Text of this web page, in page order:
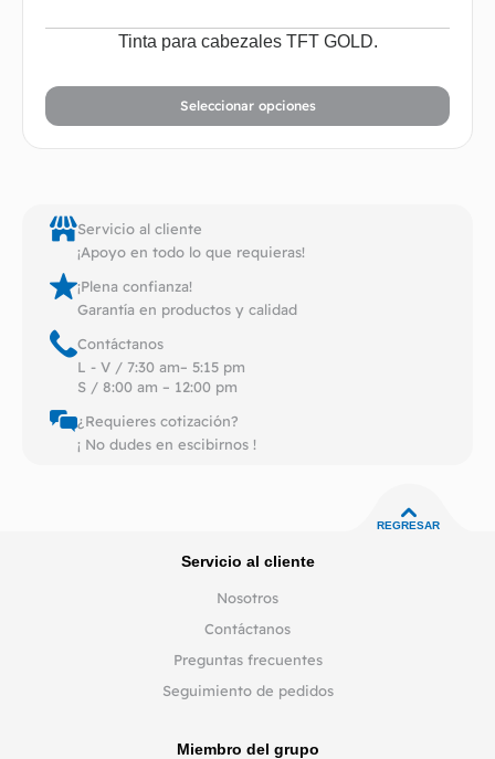
Tinta para cabezales TFT GOLD.
Seleccionar opciones
Servicio al cliente
¡Apoyo en todo lo que requieras!
¡Plena confianza!
Garantía en productos y calidad
Contáctanos
L - V / 7:30 am– 5:15 pm
S / 8:00 am – 12:00 pm
¿Requieres cotización?
¡ No dudes en escibirnos !
REGRESAR
Servicio al cliente
Nosotros
Contáctanos
Preguntas frecuentes
Seguimiento de pedidos
Miembro del grupo